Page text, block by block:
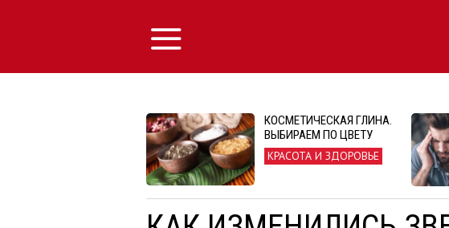
КОСМЕТИЧЕСКАЯ ГЛИНА.
ВЫБИРАЕМ ПО ЦВЕТУ
КРАСОТА И ЗДОРОВЬЕ